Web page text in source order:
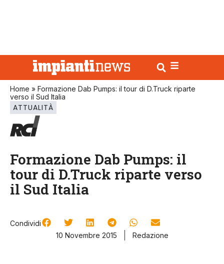
Home » Formazione Dab Pumps: il tour di D.Truck riparte
verso il Sud Italia
ATTUALITÀ
Formazione Dab Pumps: il
tour di D.Truck riparte verso
il Sud Italia
Condividi
10 Novembre 2015
Redazione